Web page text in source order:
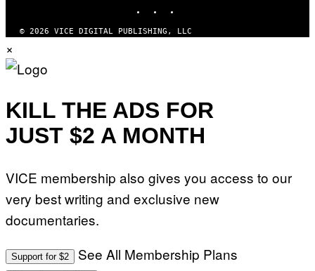
© 2026 VICE DIGITAL PUBLISHING, LLC
×
KILL THE ADS FOR
JUST $2 A MONTH
VICE membership also gives you access to our
very best writing and exclusive new
documentaries.
Support for $2 See All Membership Plans